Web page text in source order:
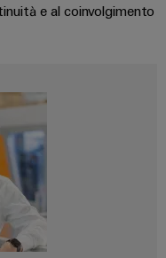
e al coinvolgimento